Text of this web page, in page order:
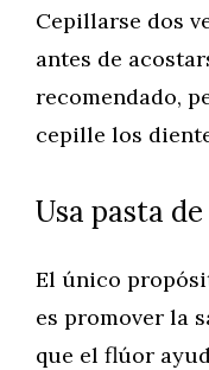
Cepillarse dos
antes de
recomendado,
cepille los
Usa pasta
El único
es promover la
que el flúor